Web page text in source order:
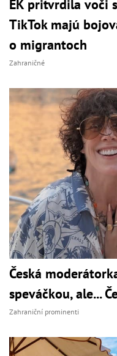
EK pritvrdila voči
TikTok majú
o migrantoch
Zahraničné
Česká
speváčkou, ale...
Zahraniční prominenti